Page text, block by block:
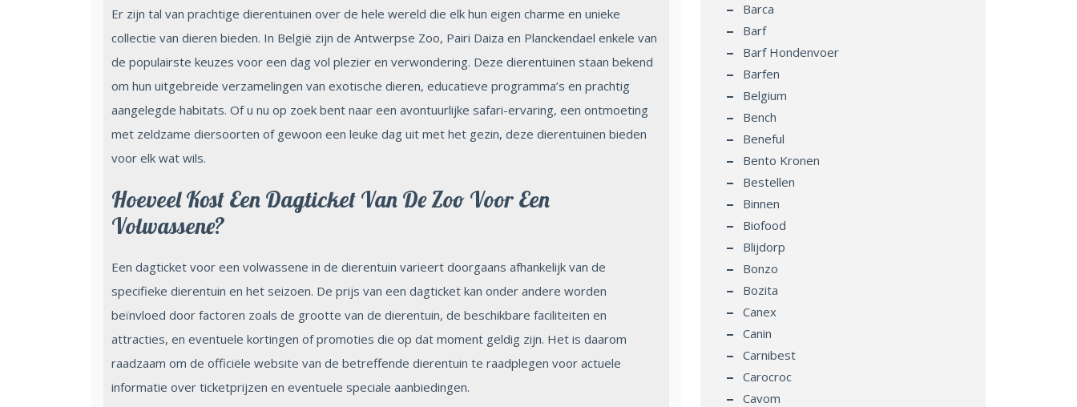
Er zijn tal van prachtige dierentuinen over de hele wereld die elk hun eigen charme en unieke
collectie van dieren bieden. In België zijn de Antwerpse Zoo, Pairi Daiza en Planckendael enkele van
de populairste keuzes voor een dag vol plezier en verwondering. Deze dierentuinen staan bekend
om hun uitgebreide verzamelingen van exotische dieren, educatieve programma’s en prachtig
aangelegde habitats. Of u nu op zoek bent naar een avontuurlijke safari-ervaring, een ontmoeting
met zeldzame diersoorten of gewoon een leuke dag uit met het gezin, deze dierentuinen bieden
voor elk wat wils.
Hoeveel Kost Een Dagticket Van De Zoo Voor Een
Volwassene?
Een dagticket voor een volwassene in de dierentuin varieert doorgaans afhankelijk van de
specifieke dierentuin en het seizoen. De prijs van een dagticket kan onder andere worden
beïnvloed door factoren zoals de grootte van de dierentuin, de beschikbare faciliteiten en
attracties, en eventuele kortingen of promoties die op dat moment geldig zijn. Het is daarom
raadzaam om de officiële website van de betreffende dierentuin te raadplegen voor actuele
informatie over ticketprijzen en eventuele speciale aanbiedingen.
Barca
Barf
Barf Hondenvoer
Barfen
Belgium
Bench
Beneful
Bento Kronen
Bestellen
Binnen
Biofood
Blijdorp
Bonzo
Bozita
Canex
Canin
Carnibest
Carocroc
Cavom